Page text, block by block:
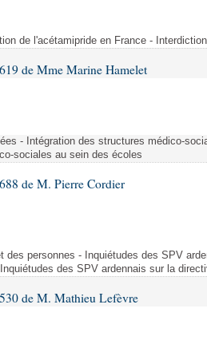
de l'acétamipride en France -
de Mme Marine Hamelet
- Intégration des structures médico-
sociales au sein des écoles
de M. Pierre Cordier
des personnes - Inquiétudes des SPV
des SPV ardennais sur la
de M. Mathieu Lefèvre